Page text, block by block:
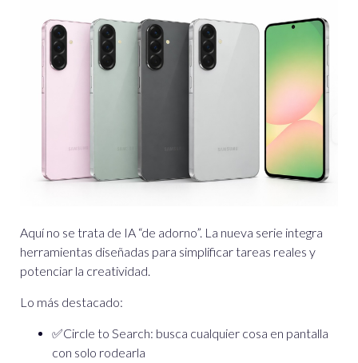
Aquí no se trata de IA “de adorno”. La nueva serie integra
herramientas diseñadas para simplificar tareas reales y
potenciar la creatividad.
Lo más destacado:
✅Circle to Search: busca cualquier cosa en pantalla
con solo rodearla